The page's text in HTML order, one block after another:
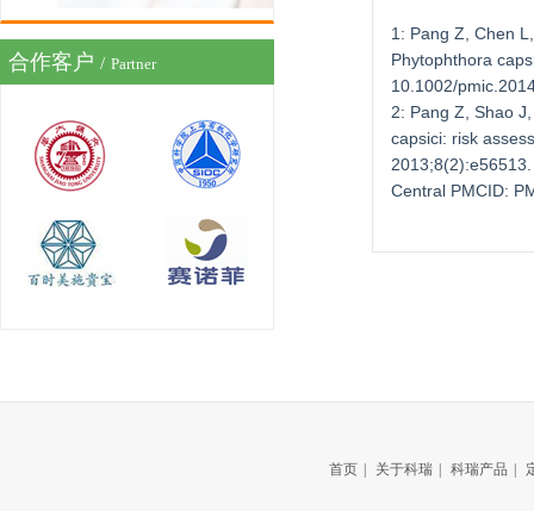
合作客户 / Partner
1: Pang Z, Chen
Phytophthora
10.1002/
2: Pang Z, Shao
capsici: risk
Central PMCID:
首页 关于科瑞 科瑞产品